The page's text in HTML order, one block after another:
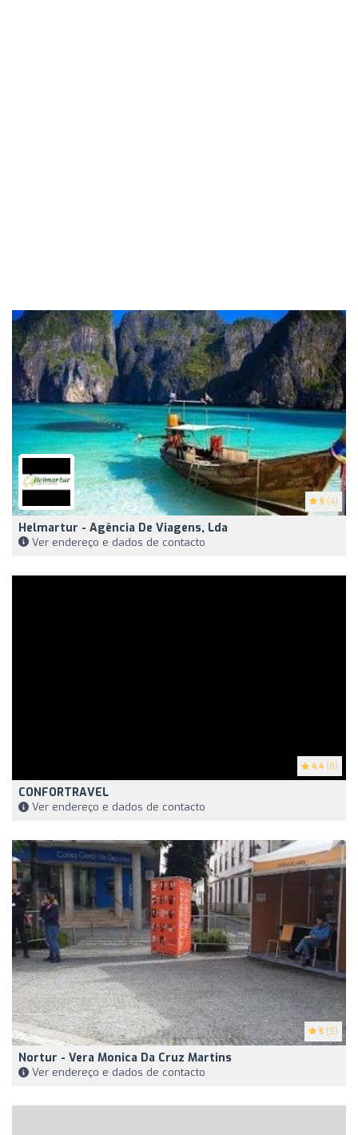
5 (4)
Helmartur - Agência De Viagens, Lda
Ver endereço e dados de contacto
4.4 (8)
CONFORTRAVEL
Ver endereço e dados de contacto
5 (5)
Nortur - Vera Monica Da Cruz Martins
Ver endereço e dados de contacto